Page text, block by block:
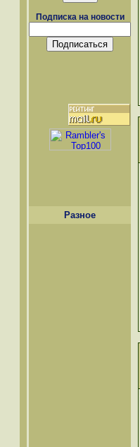
Подписка на новости
Разное